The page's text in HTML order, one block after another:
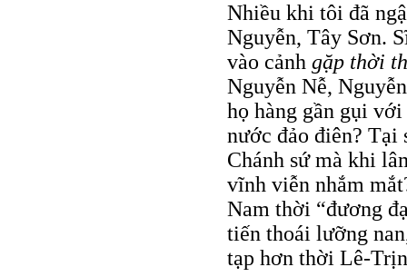
Nhiều khi tôi đã
Nguyễn, Tây Sơn.
vào cảnh gặp thời
Nguyễn Nễ,
họ hàng gần gụi
nước đảo điên? Tại
Chánh sứ mà khi
vĩnh viễn nhắm
Nam thời “đương
tiến thoái lưỡng
tạp hơn thời Lê-